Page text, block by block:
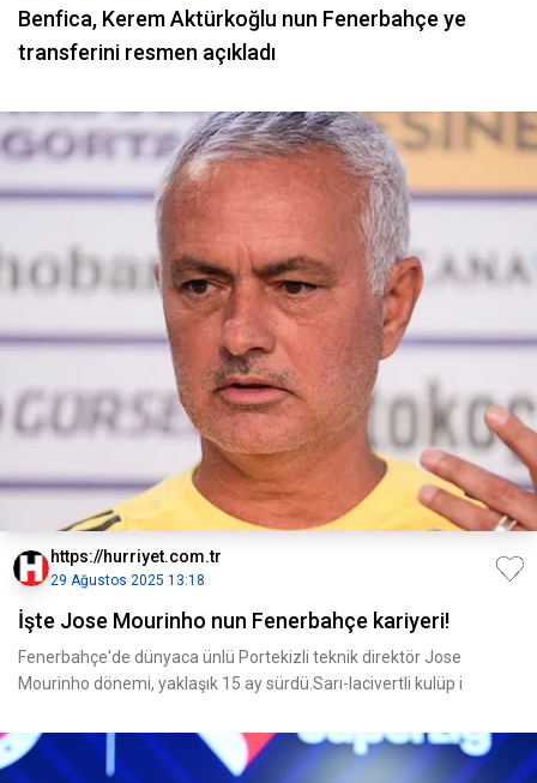
Benfica, Kerem Aktürkoğlu nun Fenerbahçe ye
transferini resmen açıkladı
https://hurriyet.com.tr
29 Ağustos 2025 13:18
İşte Jose Mourinho nun Fenerbahçe kariyeri!
Fenerbahçe'de dünyaca ünlü Portekizli teknik direktör Jose
Mourinho dönemi, yaklaşık 15 ay sürdü.Sarı-lacivertli kulüp i